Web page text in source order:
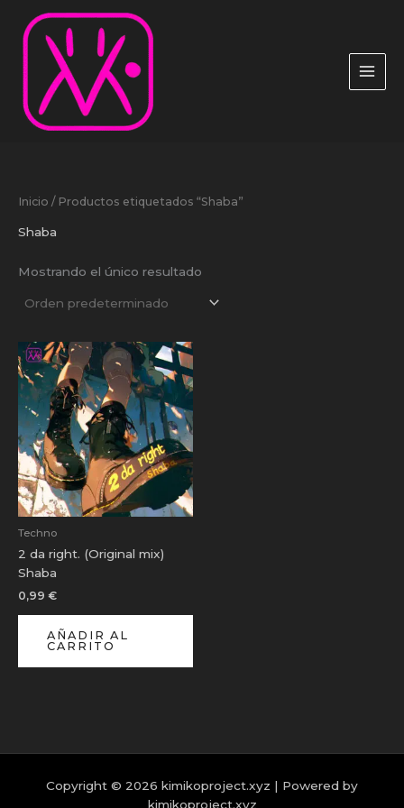
contenido
Inicio / Productos etiquetados “Shaba”
Shaba
Mostrando el único resultado
Techno
2 da right. (Original mix)
Shaba
0,99 €
AÑADIR AL
CARRITO
Copyright © 2026 kimikoproject.xyz | Powered by
kimikoproject.xyz